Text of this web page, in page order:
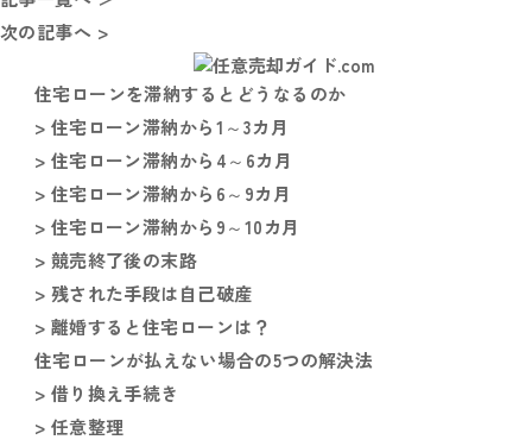
次の記事へ >
住宅ローンを滞納するとどうなるのか
> 住宅ローン滞納から1～3カ月
> 住宅ローン滞納から4～6カ月
> 住宅ローン滞納から6～9カ月
> 住宅ローン滞納から9～10カ月
> 競売終了後の末路
> 残された手段は自己破産
> 離婚すると住宅ローンは？
住宅ローンが払えない場合の5つの解決法
> 借り換え手続き
> 任意整理